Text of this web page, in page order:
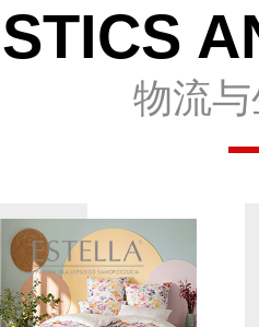
物流